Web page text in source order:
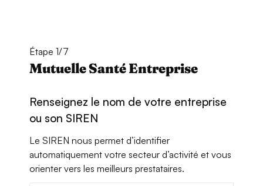
Étape 1/7
Mutuelle Santé Entreprise
Renseignez le nom de votre entreprise
ou son SIREN
Le SIREN nous permet d’identifier
automatiquement votre secteur d’activité et vous
orienter vers les meilleurs prestataires.